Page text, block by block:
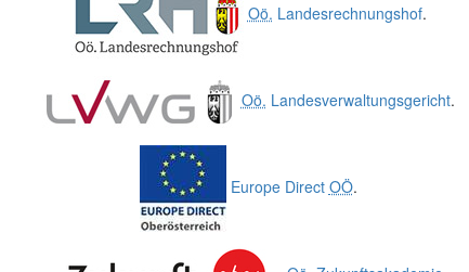
Oö. Landesrechnungshof.
Oö. Landesverwaltungsgericht.
Europe Direct OÖ.